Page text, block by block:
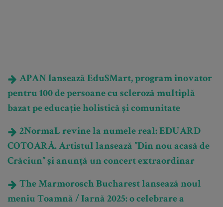
APAN lansează EduSMart, program inovator
pentru 100 de persoane cu scleroză multiplă
bazat pe educație holistică și comunitate
2NormaL revine la numele real: EDUARD
COTOARĂ. Artistul lansează ”Din nou acasă de
Crăciun” și anunță un concert extraordinar
The Marmorosch Bucharest lansează noul
meniu Toamnă / Iarnă 2025: o celebrare a